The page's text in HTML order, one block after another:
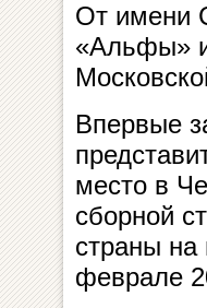
От имени
«Альфы» и
Впервые
место в
сборной
страны на
феврале